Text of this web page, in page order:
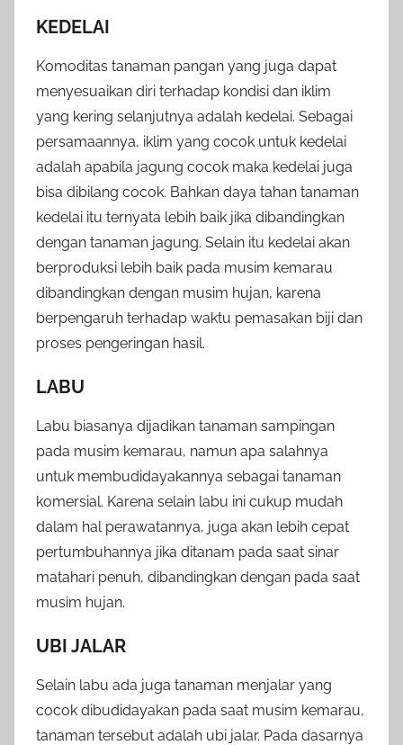
KEDELAI
Komoditas tanaman pangan yang juga dapat
menyesuaikan diri terhadap kondisi dan iklim
yang kering selanjutnya adalah kedelai. Sebagai
persamaannya, iklim yang cocok untuk kedelai
adalah apabila jagung cocok maka kedelai juga
bisa dibilang cocok. Bahkan daya tahan tanaman
kedelai itu ternyata lebih baik jika dibandingkan
dengan tanaman jagung. Selain itu kedelai akan
berproduksi lebih baik pada musim kemarau
dibandingkan dengan musim hujan, karena
berpengaruh terhadap waktu pemasakan biji dan
proses pengeringan hasil.
LABU
Labu biasanya dijadikan tanaman sampingan
pada musim kemarau, namun apa salahnya
untuk membudidayakannya sebagai tanaman
komersial. Karena selain labu ini cukup mudah
dalam hal perawatannya, juga akan lebih cepat
pertumbuhannya jika ditanam pada saat sinar
matahari penuh, dibandingkan dengan pada saat
musim hujan.
UBI JALAR
Selain labu ada juga tanaman menjalar yang
cocok dibudidayakan pada saat musim kemarau,
tanaman tersebut adalah ubi jalar. Pada dasarnya